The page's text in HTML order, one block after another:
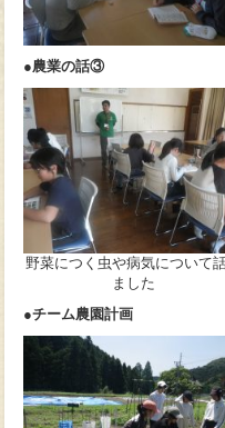
●農業の話③
野菜につく虫や病気について
ました
●チーム農園計画